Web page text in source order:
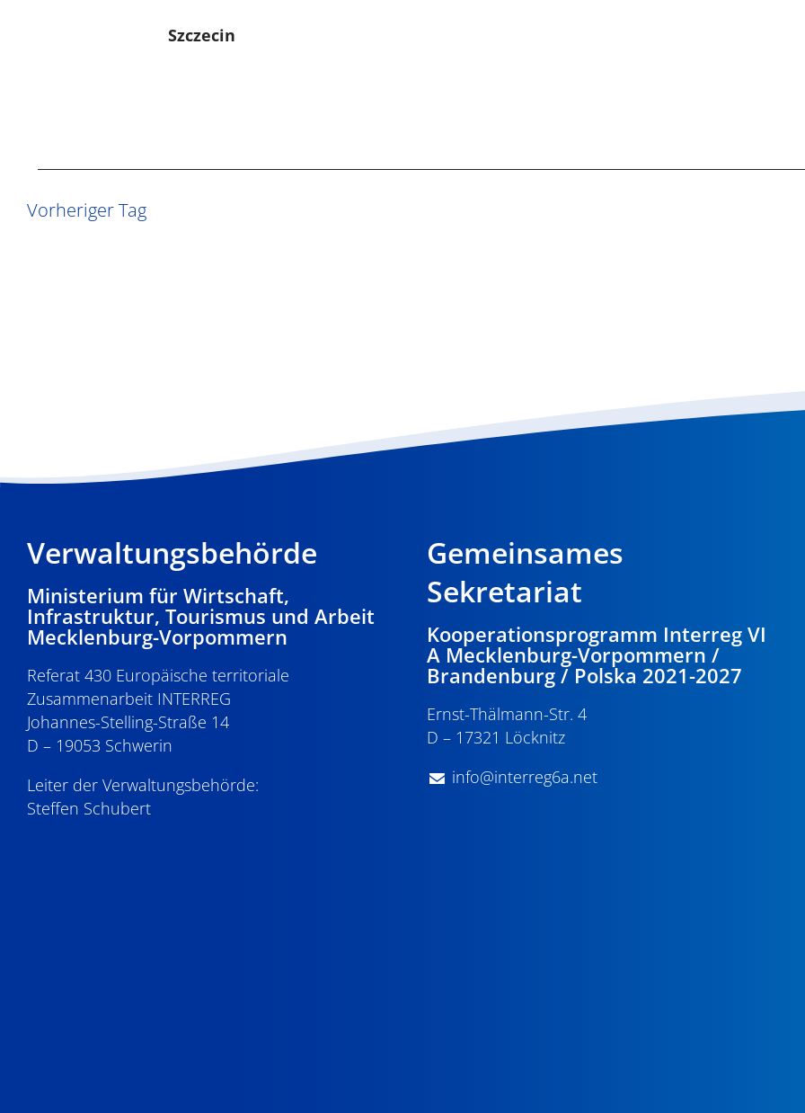
Szczecin
Vorheriger Tag
Verwaltungsbehörde
Ministerium für Wirtschaft,
Infrastruktur, Tourismus und Arbeit
Mecklenburg-Vorpommern
Referat 430 Europäische territoriale
Zusammenarbeit INTERREG
Johannes-Stelling-Straße 14
D – 19053 Schwerin
Leiter der Verwaltungsbehörde:
Steffen Schubert
Gemeinsames
Sekretariat
Kooperationsprogramm Interreg VI
A Mecklenburg-Vorpommern /
Brandenburg / Polska 2021-2027
Ernst-Thälmann-Str. 4
D – 17321 Löcknitz
info@interreg6a.net